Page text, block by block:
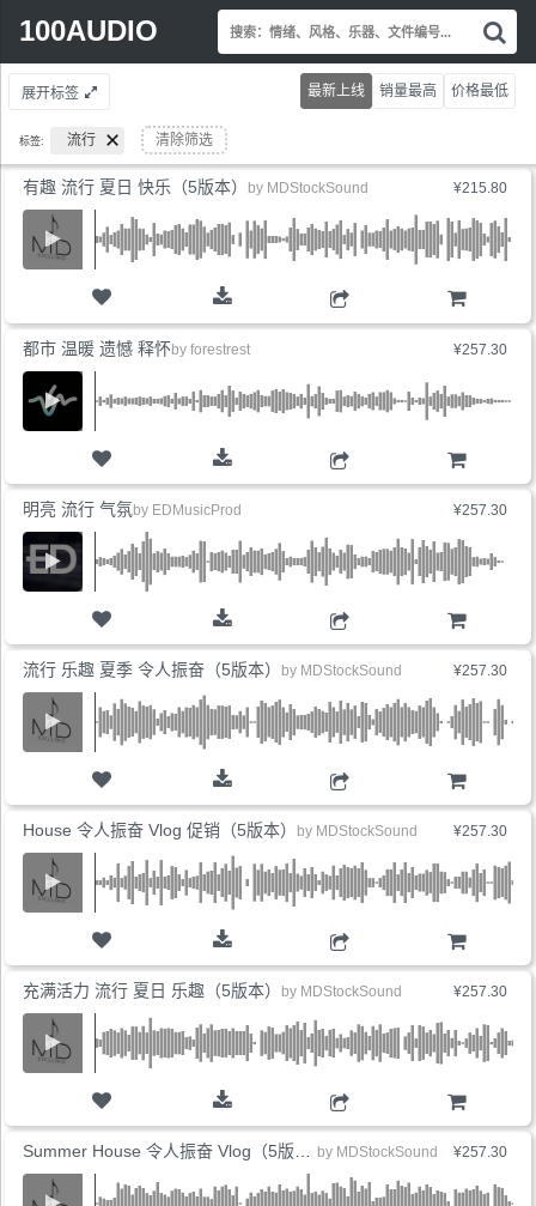
100AUDIO
Search
索
情
绪
乐
文
件
展开标签
标签: 流行 清除筛选
最新上线 销量最高 价格最低
¥215.80
有趣 流行 夏日 快乐（5版本） by MDStockSound
¥257.30
购物车
都市 温暖 遗憾 释怀by forestrest
¥257.30
购物车
明亮 流行 气氛 by EDMusicProd
¥257.30
购物车
流行 乐趣 夏季 令人振奋（5版本） by MDStockSound
¥257.30
购物车
House 令人振奋 Vlog 促销（5版本） by MDStockSound
¥257.30
购物车
充满活力 流行 夏日 乐趣（5版本） by MDStockSound
¥257.30
by MDStockSound